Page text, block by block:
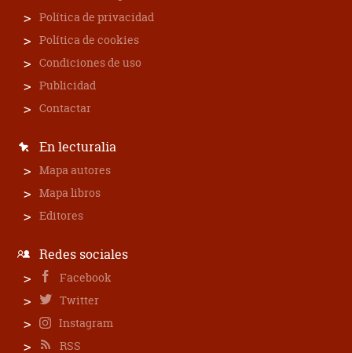
Política de privacidad
Política de cookies
Condiciones de uso
Publicidad
Contactar
En lecturalia
Mapa autores
Mapa libros
Editores
Redes sociales
Facebook
Twitter
Instagram
RSS